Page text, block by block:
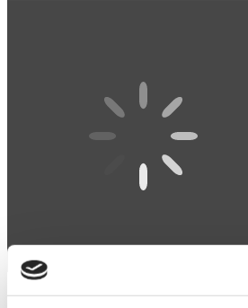
Φωτογραφία: RAJAT GUPTA